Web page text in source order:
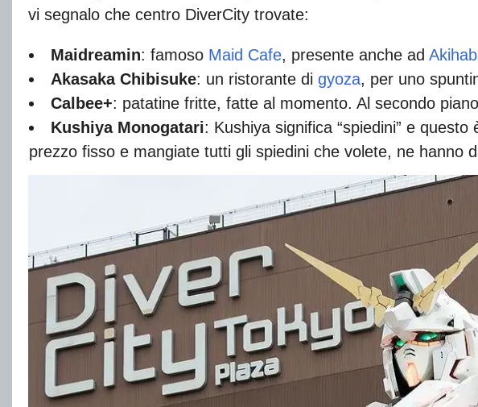
vi segnalo che centro DiverCity trovate:
Maidreamin: famoso Maid Cafe, presente anche ad
Akasaka Chibisuke: un ristorante di gyoza, per uno
Calbee+: patatine fritte, fatte al momento. Al secondo
Kushiya Monogatari: Kushiya significa “spiedini” e
prezzo fisso e mangiate tutti gli spiedini che volete, ne hanno